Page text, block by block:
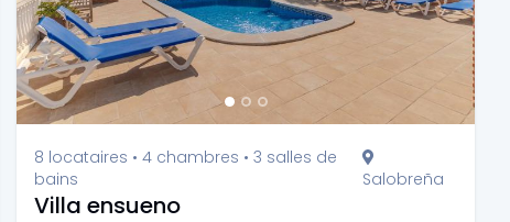
8 locataires • 4 chambres • 3 salles de
bains
Salobreña
Villa ensueno